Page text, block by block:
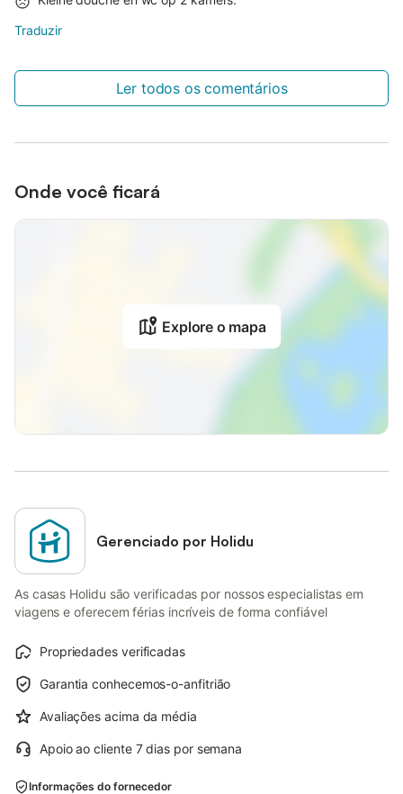
Traduzir
Ler todos os comentários
Onde você ficará
Explore o mapa
Gerenciado por Holidu
As casas Holidu são verificadas por nossos especialistas em
viagens e oferecem férias incríveis de forma confiável
Propriedades verificadas
Garantia conhecemos-o-anfitrião
Avaliações acima da média
Apoio ao cliente 7 dias por semana
Informações do fornecedor